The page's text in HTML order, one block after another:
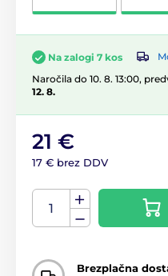
Na zalogi 7 kos
Naročila do 10. 8. 13:00,
12. 8.
21 €
17 € brez DDV
Brezplačna